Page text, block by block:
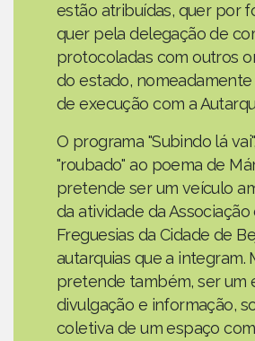
estão atribuídas, quer por
quer pela delegação de
protocoladas com outros
do estado,
de execução com a
O programa "Subindo lá
"roubado" ao poema de
pretende ser um veículo
da atividade da Associação
Freguesias da Cidade de
autarquias que a integram.
pretende também, ser um
divulgação e informação,
coletiva de um espaço